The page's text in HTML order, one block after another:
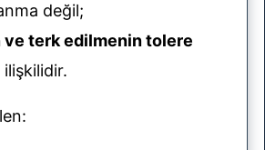
değil;
ve terk edilmenin tolere
ilişkilidir.